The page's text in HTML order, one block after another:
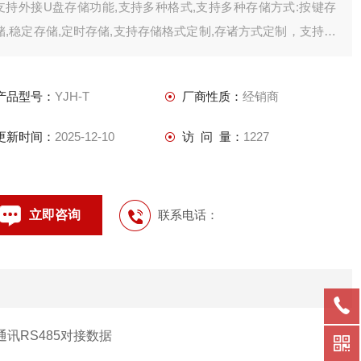
持外接U盘存储功能,支持多种格式,支持多种存储方式:按键存
,稳定存储,定时存储,支持存储格式定制,存诸方式定制，支持定
持网口通信,数据数据协议定制,支持数据传输方式定制,支持定
开发
品型号： YJH-T 厂商性质： 经销商
新时间： 2025-12-10 访 问 量： 1227
立即咨询 联系电话：